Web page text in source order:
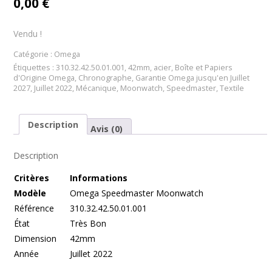
Vendu !
Catégorie : Omega
Étiquettes : 310.32.42.50.01.001, 42mm, acier, Boîte et Papiers
d'Origine Omega, Chronographe, Garantie Omega jusqu'en Juillet
2027, Juillet 2022, Mécanique, Moonwatch, Speedmaster, Textile
Description Avis (0)
Description
Critères
Informations
Modèle
Omega Speedmaster Moonwatch
Référence
310.32.42.50.01.001
État
Très Bon
Dimension
42mm
Année
Juillet 2022